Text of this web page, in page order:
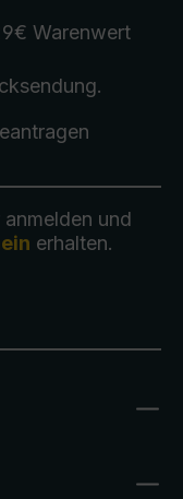
Warenwert
.
und
erhalten.